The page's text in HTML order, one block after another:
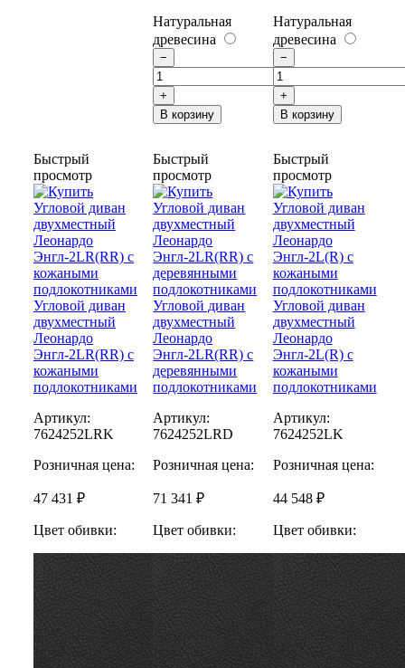
Натуральная
древесина
−
+
В корзину
Натуральная
древесина
−
+
В корзину
Быстрый
просмотр
Угловой диван
двухместный
Леонардо
Энгл-2LR(RR) с
кожаными
подлокотниками
Артикул:
7624252LRK
Розничная цена:
47 431 ₽
Цвет обивки:
Быстрый
просмотр
Угловой диван
двухместный
Леонардо
Энгл-2LR(RR) с
деревянными
подлокотниками
Артикул:
7624252LRD
Розничная цена:
71 341 ₽
Цвет обивки:
Быстрый
просмотр
Угловой диван
двухместный
Леонардо
Энгл-2L(R) с
кожаными
подлокотниками
Артикул:
7624252LK
Розничная цена:
44 548 ₽
Цвет обивки: